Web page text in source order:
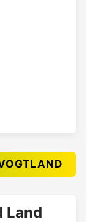
Land